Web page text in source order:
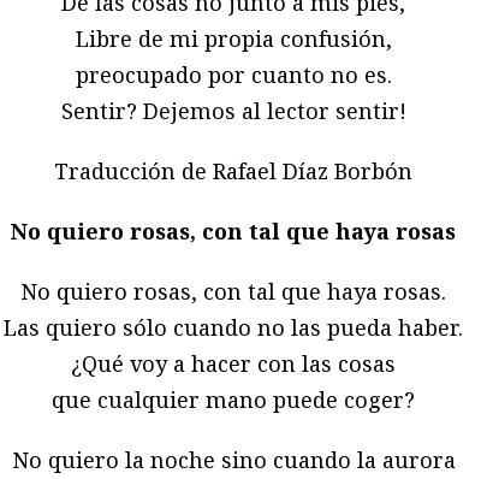
Libre de mi propia confusión,
preocupado por cuanto no es.
Sentir? Dejemos al lector sentir!
Traducción de Rafael Díaz Borbón
No quiero rosas, con tal que haya rosas
No quiero rosas, con tal que haya rosas.
Las quiero sólo cuando no las pueda haber.
¿Qué voy a hacer con las cosas
que cualquier mano puede coger?
No quiero la noche sino cuando la aurora